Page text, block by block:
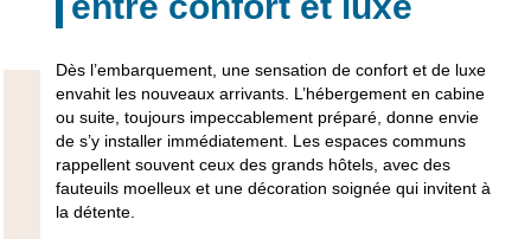
Dès l’embarquement, une sensation de confort et de luxe
envahit les nouveaux arrivants. L’hébergement en cabine
ou suite, toujours impeccablement préparé, donne envie
de s’y installer immédiatement. Les espaces communs
rappellent souvent ceux des grands hôtels, avec des
fauteuils moelleux et une décoration soignée qui invitent à
la détente.